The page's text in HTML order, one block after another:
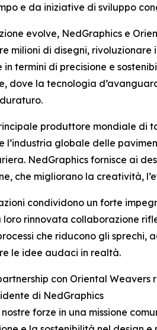
e da iniziative di sviluppo
evolve, NedGraphics e
milioni di disegni,
termini di precisione e
dove la tecnologia
produttore mondiale di
l’industria globale delle
NedGraphics fornisce ai
che migliorano la creatività,
condividono un forte
rinnovata collaborazione
che riducono gli
le idee audaci in realtà.
con Oriental
di NedGraphics
forze in una missione